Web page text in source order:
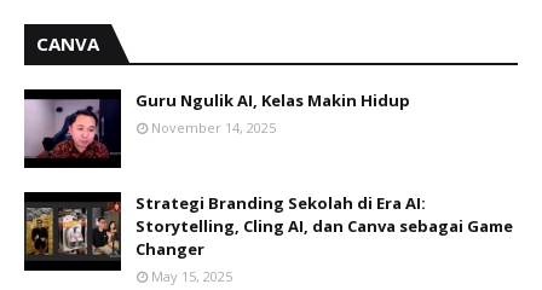
CANVA
Guru Ngulik AI, Kelas Makin Hidup
November 14, 2025
Strategi Branding Sekolah di Era AI:
Storytelling, Cling AI, dan Canva sebagai Game
Changer
May 15, 2025